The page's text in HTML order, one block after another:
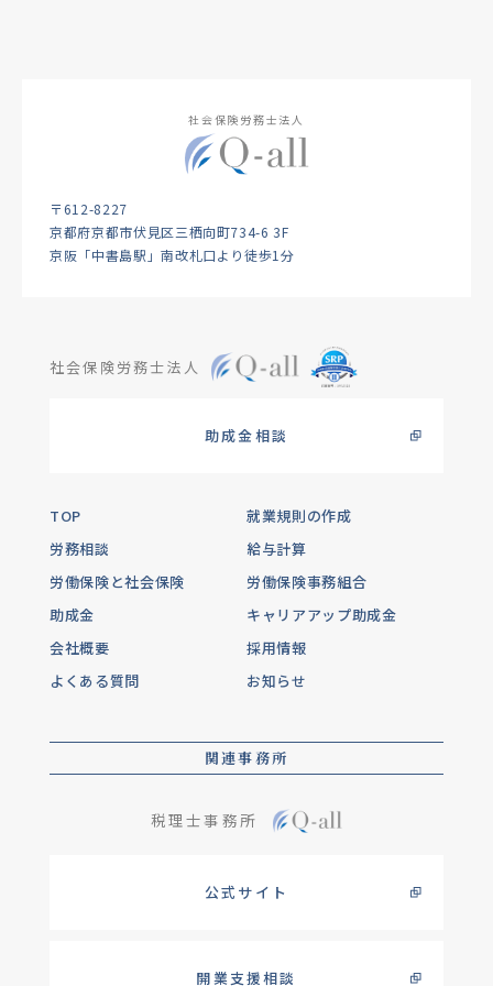
社会保険労務士法人
〒612-8227
京都府京都市伏見区三栖向町734-6 3F
京阪「中書島駅」南改札口より徒歩1分
社会保険労務士法人
助成金相談
TOP
就業規則の作成
労務相談
給与計算
労働保険と社会保険
労働保険事務組合
助成金
キャリアアップ助成金
会社概要
採用情報
よくある質問
お知らせ
関連事務所
税理士事務所
公式サイト
開業支援相談